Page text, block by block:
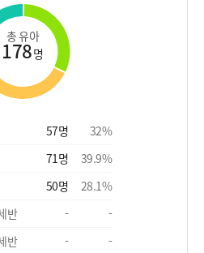
총 유아
178명
57명 32%
71명 39.9%
50명 28.1%
반
-
-
반
-
-